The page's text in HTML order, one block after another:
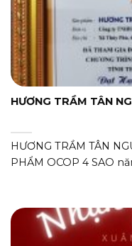
HƯƠNG TRẦM TÂN
HƯƠNG TRẦM TÂN
PHẨM OCOP 4 SAO